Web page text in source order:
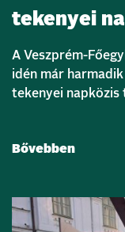
tekenyei
A Veszprém-
idén már
tekenyei napközis
Bővebben